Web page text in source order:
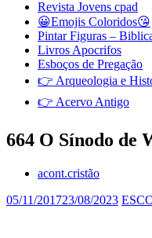
Revista Jovens cpad
😀Emojis Coloridos😘
Pintar Figuras –
Livros Apocrifos
Esboços de Pregação
👉 Arqueologia e
👉 Acervo Antigo
664 O Sínodo de
acont.cristão
05/11/201723/08/2023